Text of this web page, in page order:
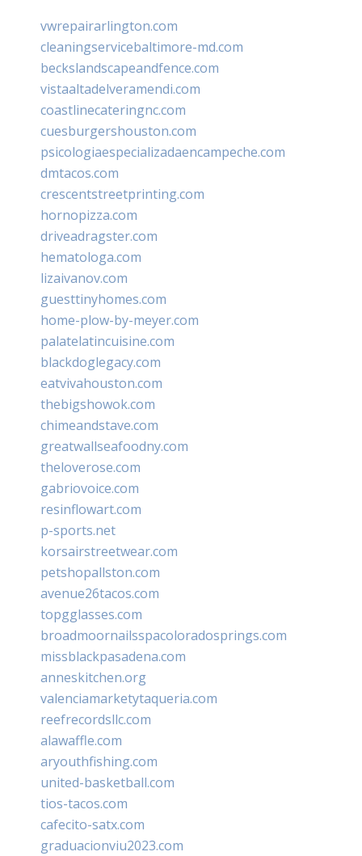
vwrepairarlington.com
cleaningservicebaltimore-md.com
beckslandscapeandfence.com
vistaaltadelveramendi.com
coastlinecateringnc.com
cuesburgershouston.com
psicologiaespecializadaencampeche.com
dmtacos.com
crescentstreetprinting.com
hornopizza.com
driveadragster.com
hematologa.com
lizaivanov.com
guesttinyhomes.com
home-plow-by-meyer.com
palatelatincuisine.com
blackdoglegacy.com
eatvivahouston.com
thebigshowok.com
chimeandstave.com
greatwallseafoodny.com
theloverose.com
gabriovoice.com
resinflowart.com
p-sports.net
korsairstreetwear.com
petshopallston.com
avenue26tacos.com
topgglasses.com
broadmoornailsspacoloradosprings.com
missblackpasadena.com
anneskitchen.org
valenciamarketytaqueria.com
reefrecordsllc.com
alawaffle.com
aryouthfishing.com
united-basketball.com
tios-tacos.com
cafecito-satx.com
graduacionviu2023.com